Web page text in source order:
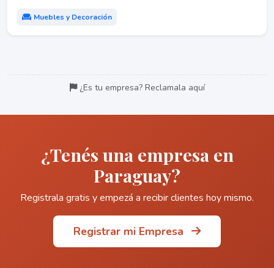
Muebles y Decoración
¿Es tu empresa? Reclamala aquí
¿Tenés una empresa en
Paraguay?
Registrala gratis y empezá a recibir clientes hoy mismo.
Registrar mi Empresa